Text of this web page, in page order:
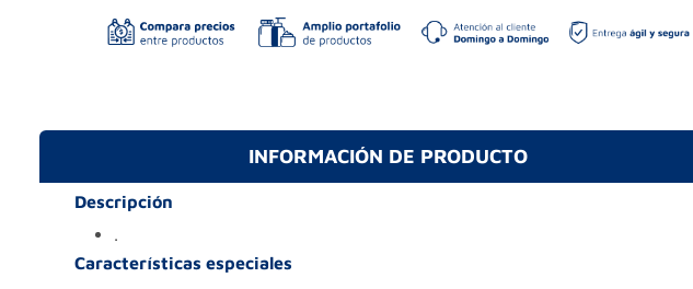
INFORMACIÓN DE PRODUCTO
Descripción
.
Características especiales